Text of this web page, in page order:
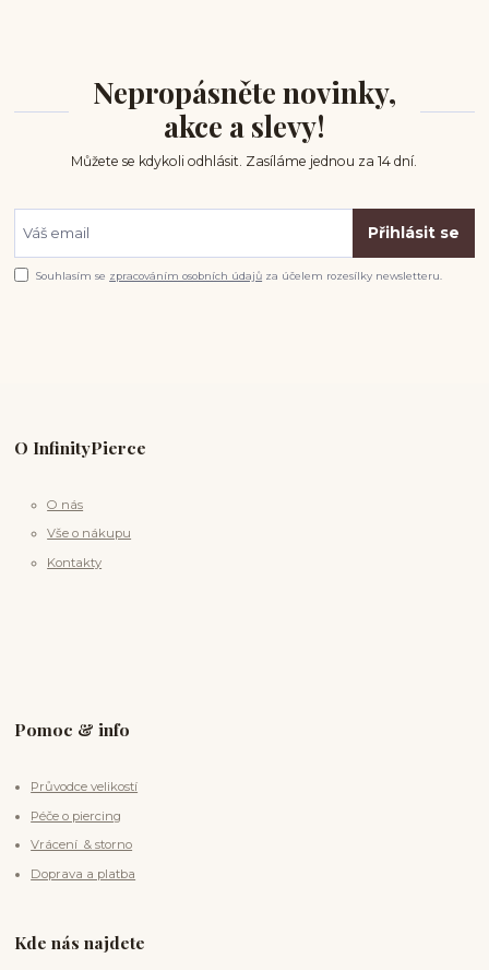
Nepropásněte novinky,
akce a slevy!
Můžete se kdykoli odhlásit. Zasíláme jednou za 14 dní.
Přihlásit se
Souhlasím se zpracováním osobních údajů za účelem rozesílky newsletteru.
O InfinityPierce
O nás
Vše o nákupu
Kontakty
Pomoc & info
Průvodce velikostí
Péče o piercing
Vrácení & storno
Doprava a platba
Kde nás najdete